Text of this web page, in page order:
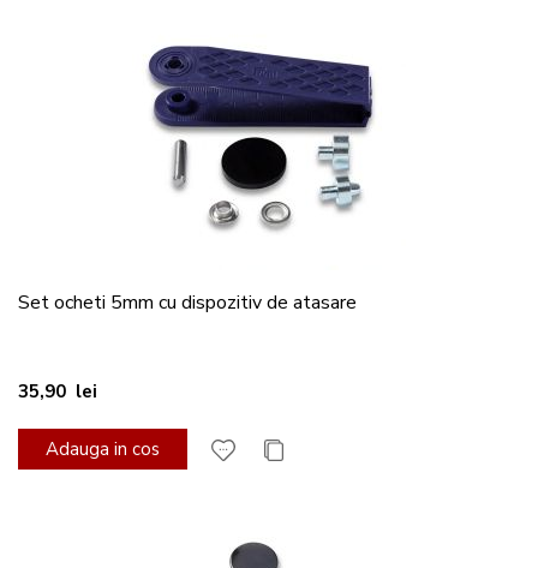
Set ocheti 5mm cu dispozitiv de atasare
35,90 lei
Adauga in cos